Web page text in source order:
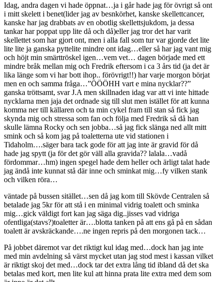
Idag, andra dagen vi hade öppnat…ja i går hade jag för övrigt så ont
i mitt skelett i benet(lider jag av besnkörhet, kanske skellettcancer,
kanske har jag drabbats av en obotlig skellettsjukdom, ja dessa
tankar har poppat upp lite då och då)eller jag tror det har varit
skellettet som har gjort ont, men i alla fall som tur var gjorde det lite
lite lite ja ganska pyttelite mindre ont idag…eller så har jag vant mig
och höjt min smärttröskel igen…vem vet… dagen började med ett
mindre bråk mellan mig och Fredrik eftersom i ca 3 års tid (ja det är
lika länge som vi har bott ihop.. förövrigt!!) har varje morgon börjat
men en och samma fråga…”ÖÖÖHH vart e mina nycklar??”
ganska tröttsamt, svar J.A men skillnaden idag var att vi inte hittade
nycklarna men jaja det ordnade sig till slut men istället för att kunna
komma ner till källaren och ta min cykel fram till stan så fick jag
skynda mig och stressa som fan och följa med Fredrik så då han
skulle lämna Rocky och sen jobba…så jag fick slänga ned allt mitt
smink och så kom jag på toaletterna ute vid stationen i
Tidaholm….säger bara tack gode för att jag inte är gravid för då
hade jag spytt (ja för det gör väll alla gravida?? lalala…vadå
fördommar…hm) ingen spegel hade dem heller och ärligt talat hade
jag ändå inte kunnat stå där inne och sminkat mig…fy vilken stank
och vilken röra…
väntade på bussen sitället…sen då jag kom till Skövde Centralen så
betalade jag 5kr för att stå i en minimal vidrig toalett och sminka
mig…gick väldigt fort kan jag säga dig..jisses vad vidriga
ofentliga(stavs?)toaletter är….blotta tanken på att ens gå på en sådan
toalett är avskräckande….ne ingen repris på den morgonen tack…
På jobbet däremot var det riktigt kul idag med…dock han jag inte
med min avdelning så värst mycket utan jag stod mest i kassan vilket
är riktigt skoj det med…dock tar det extra lång tid ibland då det ska
betalas med kort, men lite kul att hinna prata lite extra med dem som